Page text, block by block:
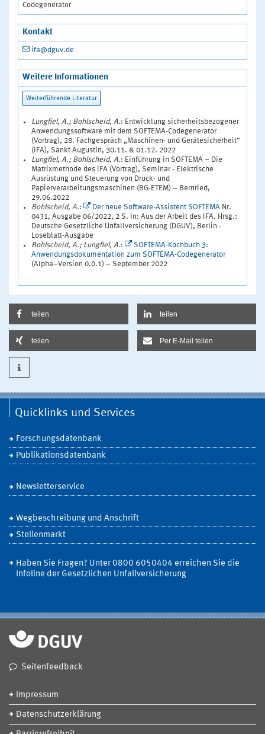
Codegenerator
Kontakt
ifa@dguv.de
Weitere Informationen
Lungfiel, A.; Bohlscheid, A.: Entwicklung sicherheitsbezogener
Anwendungssoftware mit dem SOFTEMA-Codegenerator
(Vortrag), 28. Fachgespräch „Maschinen- und Gerätesicherheit“
(IFA), Sankt Augustin, 30.11. & 01.12. 2022
Lungfiel, A.; Bohlscheid, A.: Einführung in SOFTEMA – Die
Matrixmethode des IFA (Vortrag), Seminar - Elektrische
Ausrüstung und Steuerung von Druck- und
Papierverarbeitungsmaschinen (BG-ETEM) – Bernried,
29.06.2022
Bohlscheid, A.: Der neue Software-Assistent SOFTEMA Nr.
0431, Ausgabe 06/2022, 2 S. In: Aus der Arbeit des IFA. Hrsg.:
Deutsche Gesetzliche Unfallversicherung (DGUV), Berlin -
Loseblatt-Ausgabe
Bohlscheid, A.; Lungfiel, A.:
SOFTEMA-Kochbuch 3:
Anwendungsdokumentation zum SOFTEMA-Codegenerator
(Alpha–Version 0.0.1) – September 2022
teilen teilen
teilen Per E-Mail teilen
Quicklinks und Services
Forschungsdatenbank
Publikationsdatenbank
Newsletterservice
Wegbeschreibung und Anschrift
Stellenmarkt
Haben Sie Fragen? Unter 0800 6050404 erreichen Sie die
Infoline der Gesetzlichen Unfallversicherung
Seitenfeedback
Impressum
Datenschutzerklärung